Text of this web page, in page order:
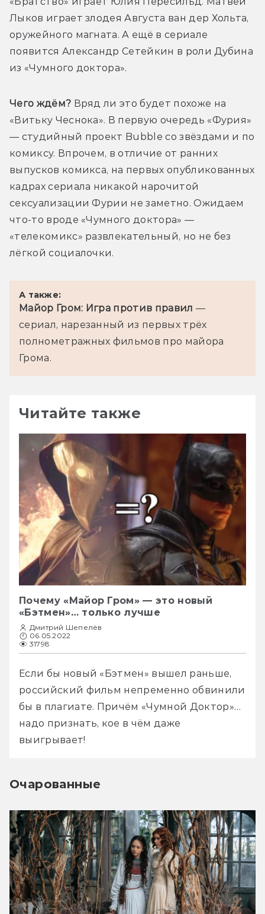
Лыков играет злодея Августа ван дер Хольта,
оружейного магната. А ещё в сериале
появится Александр Сетейкин в роли Дубина
из «Чумного доктора».
Чего ждём? Вряд ли это будет похоже на
«Витьку Чеснока». В первую очередь «Фурия»
— студийный проект Bubble со звёздами и по
комиксу. Впрочем, в отличие от ранних
выпусков комикса, на первых опубликованных
кадрах сериала никакой нарочитой
сексуализации Фурии не заметно. Ожидаем
что-то вроде «Чумного доктора» —
«телекомикс» развлекательный, но не без
лёгкой социалочки.
А также:
Майор Гром: Игра против правил —
сериал, нарезанный из первых трёх
полнометражных фильмов про майора
Грома.
Читайте также
Почему «Майор Гром» — это новый
«Бэтмен»… только лучше
Дмитрий Шепелёв
06.05.2022
31798
Если бы новый «Бэтмен» вышел раньше,
российский фильм непременно обвинили
бы в плагиате. Причём «Чумной Доктор»…
надо признать, кое в чём даже
выигрывает!
Очарованные